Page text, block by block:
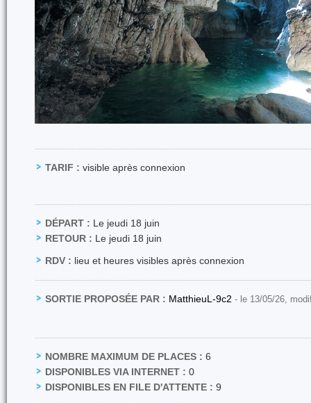
TARIF : visible après connexion
DÉPART : Le jeudi 18 juin
RETOUR : Le jeudi 18 juin
RDV : lieu et heures visibles après connexion
SORTIE PROPOSÉE PAR : MatthieuL-9c2 - le 13/05/26,
NOMBRE MAXIMUM DE PLACES : 6
DISPONIBLES VIA INTERNET : 0
DISPONIBLES EN FILE D'ATTENTE : 9